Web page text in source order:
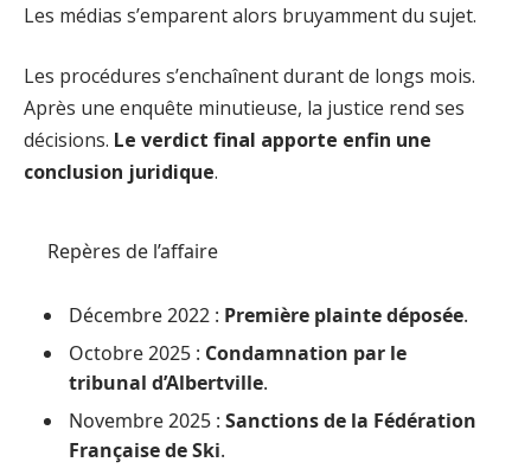
Les médias s’emparent alors bruyamment du sujet.
Les procédures s’enchaînent durant de longs mois.
Après une enquête minutieuse, la justice rend ses
décisions. Le verdict final apporte enfin une
conclusion juridique.
Repères de l’affaire
Décembre 2022 : Première plainte déposée.
Octobre 2025 : Condamnation par le
tribunal d’Albertville.
Novembre 2025 : Sanctions de la Fédération
Française de Ski.